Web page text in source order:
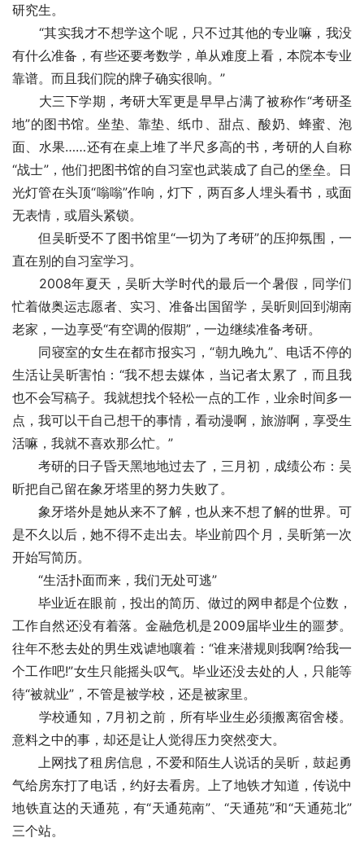
研究生。
“其实我才不想学这个呢，只不过其他的专业嘛，我没
有什么准备，有些还要考数学，单从难度上看，本院本专业
靠谱。而且我们院的牌子确实很响。”
大三下学期，考研大军更是早早占满了被称作“考研圣
地”的图书馆。坐垫、靠垫、纸巾、甜点、酸奶、蜂蜜、泡
面、水果……还有在桌上堆了半尺多高的书，考研的人自称
“战士”，他们把图书馆的自习室也武装成了自己的堡垒。日
光灯管在头顶“嗡嗡”作响，灯下，两百多人埋头看书，或面
无表情，或眉头紧锁。
但吴昕受不了图书馆里“一切为了考研”的压抑氛围，一
直在别的自习室学习。
2008年夏天，吴昕大学时代的最后一个暑假，同学们
忙着做奥运志愿者、实习、准备出国留学，吴昕则回到湖南
老家，一边享受“有空调的假期”，一边继续准备考研。
同寝室的女生在都市报实习，“朝九晚九”、电话不停的
生活让吴昕害怕：“我不想去媒体，当记者太累了，而且我
也不会写稿子。我就想找个轻松一点的工作，业余时间多一
点，我可以干自己想干的事情，看动漫啊，旅游啊，享受生
活嘛，我就不喜欢那么忙。”
考研的日子昏天黑地地过去了，三月初，成绩公布：吴
昕把自己留在象牙塔里的努力失败了。
象牙塔外是她从来不了解，也从来不想了解的世界。可
是不久以后，她不得不走出去。毕业前四个月，吴昕第一次
开始写简历。
“生活扑面而来，我们无处可逃”
毕业近在眼前，投出的简历、做过的网申都是个位数，
工作自然还没有着落。金融危机是2009届毕业生的噩梦。
往年不愁去处的男生戏谑地嚷着：“谁来潜规则我啊?给我一
个工作吧!”女生只能摇头叹气。毕业还没去处的人，只能等
待“被就业”，不管是被学校，还是被家里。
学校通知，7月初之前，所有毕业生必须搬离宿舍楼。
意料之中的事，却还是让人觉得压力突然变大。
上网找了租房信息，不爱和陌生人说话的吴昕，鼓起勇
气给房东打了电话，约好去看房。上了地铁才知道，传说中
地铁直达的天通苑，有“天通苑南”、“天通苑”和“天通苑北”
三个站。